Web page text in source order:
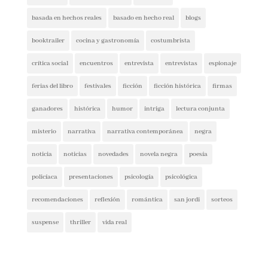
basada en hechos reales basado en hecho real blogs
booktrailer cocina y gastronomía costumbrista
crítica social encuentros entrevista entrevistas espionaje
ferias del libro festivales ficción ficción histórica firmas
ganadores histórica humor intriga lectura conjunta
misterio narrativa narrativa contemporánea negra
noticia noticias novedades novela negra poesía
policíaca presentaciones psicología psicológica
recomendaciones reflexión romántica san jordi sorteos
suspense thriller vida real